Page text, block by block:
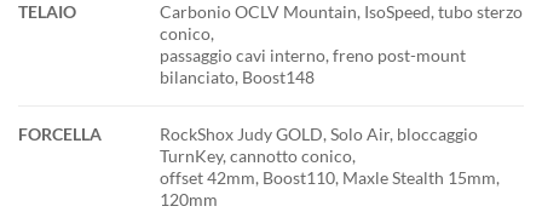
TELAIO
Carbonio OCLV Mountain, IsoSpeed, tubo sterzo
conico,
passaggio cavi interno, freno post-mount
bilanciato, Boost148
FORCELLA
RockShox Judy GOLD, Solo Air, bloccaggio
TurnKey, cannotto conico,
offset 42mm, Boost110, Maxle Stealth 15mm,
120mm